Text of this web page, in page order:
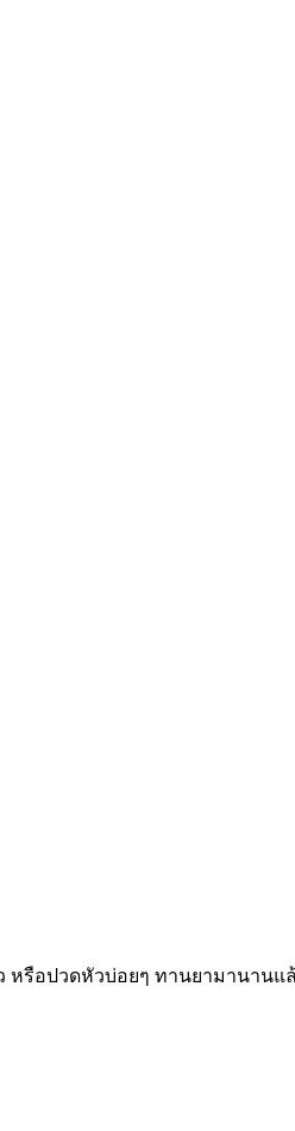
หรือปวดหัวบ่อยๆ ทานยามานาน